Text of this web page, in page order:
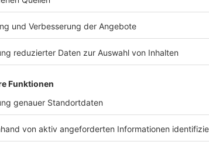
85 Meter tief –
Apnoetaucher verpasst